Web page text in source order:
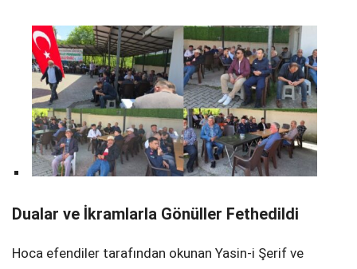
Dualar ve İkramlarla Gönüller Fethedildi
Hoca efendiler tarafından okunan Yasin-i Şerif ve